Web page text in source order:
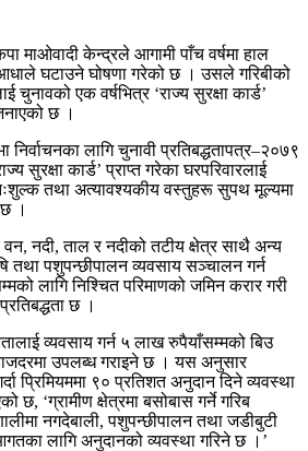
माओवादी केन्द्रले आगामी पाँच वर्षमा हाल
घटाउने घोषणा गरेको छ । उसले गरिबीको
चुनावको एक वर्षभित्र ‘राज्य सुरक्षा कार्ड’
छ ।
लागि चुनावी प्रतिबद्धतापत्र–२०७९
सुरक्षा कार्ड’ प्राप्त गरेका घरपरिवारलाई
तथा अत्यावश्यकीय वस्तुहरू सुपथ मूल्यमा
।
नदी, ताल र नदीको तटीय क्षेत्र साथै अन्य
तथा पशुपन्छीपालन व्यवसाय सञ्चालन गर्न
लागि निश्चित परिमाणको जमिन करार गरी
छ ।
व्यवसाय गर्न ५ लाख रुपैयाँसम्मको बिउ
उपलब्ध गराइने छ । यस अनुसार
प्रिमियममा ९० प्रतिशत अनुदान दिने व्यवस्था
छ, ‘ग्रामीण क्षेत्रमा बसोबास गर्ने गरिब
नगदेबाली, पशुपन्छीपालन तथा जडीबुटी
लागि अनुदानको व्यवस्था गरिने छ ।’